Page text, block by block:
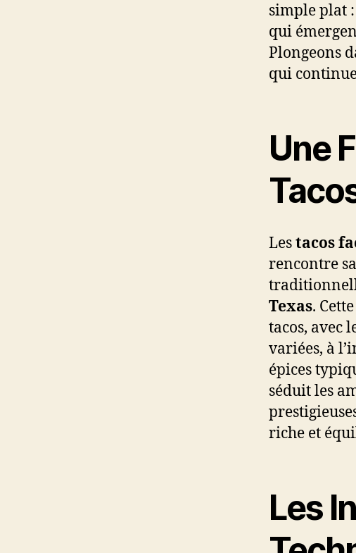
simple plat
qui
Plongeons
qui
Une
Lestacos
rencontre
Texas.
tacos, avec
variées, à
épices
séduit les
riche et
Les